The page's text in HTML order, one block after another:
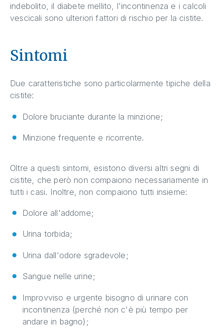
indebolito, il diabete mellito, l'incontinenza e i calcoli
vescicali sono ulteriori fattori di rischio per la cistite.
Sintomi
Due caratteristiche sono particolarmente tipiche della
cistite:
Dolore bruciante durante la minzione;
Minzione frequente e ricorrente.
Oltre a questi sintomi, esistono diversi altri segni di
cistite, che però non compaiono necessariamente in
tutti i casi. Inoltre, non compaiono tutti insieme:
Dolore all'addome;
Urina torbida;
Urina dall'odore sgradevole;
Sangue nelle urine;
Improvviso e urgente bisogno di urinare con
incontinenza (perché non c'è più tempo per
andare in bagno);